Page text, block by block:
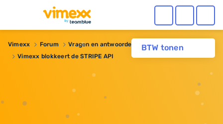
BTW tonen
Vimexx Forum
Vragen en antwoorden
Vimexx blokkeert de STRIPE API